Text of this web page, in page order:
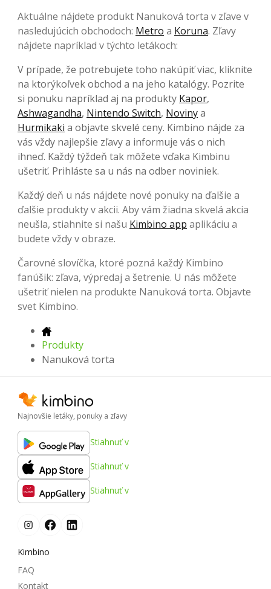
Aktuálne nájdete produkt Nanuková torta v zľave v
nasledujúcich obchodoch: Metro a Koruna. Zľavy
nájdete napríklad v týchto letákoch:
V prípade, že potrebujete toho nakúpiť viac, kliknite
na ktorýkoľvek obchod a na jeho katalógy. Pozrite
si ponuku napríklad aj na produkty Kapor,
Ashwagandha, Nintendo Switch, Novinya
Hurmikaki a objavte skvelé ceny. Kimbino nájde za
vás vždy najlepšie zľavy a informuje vás o nich
ihneď. Každý týždeň tak môžete vďaka Kimbinu
ušetriť. Prihláste sa u nás na odber noviniek.
Každý deň u nás nájdete nové ponuky na ďalšie a
ďalšie produkty v akcii. Aby vám žiadna skvelá akcia
neušla, stiahnite si našu Kimbino app aplikáciu a
budete vždy v obraze.
Čarovné slovíčka, ktoré pozná každý Kimbino
fanúšik: zľava, výpredaj a šetrenie. U nás môžete
ušetriť nielen na produkte Nanuková torta. Objavte
svet Kimbino.
Produkty
Nanuková torta
Najnovšie letáky, ponuky a zľavy
Stiahnuť v
Stiahnuť v
Stiahnuť v
Kimbino
FAQ
Kontakt